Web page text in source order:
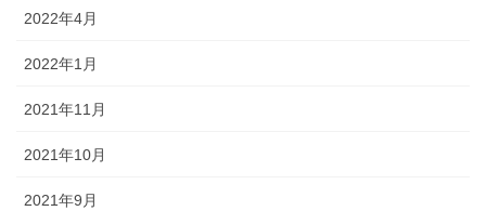
2022年4月
2022年1月
2021年11月
2021年10月
2021年9月